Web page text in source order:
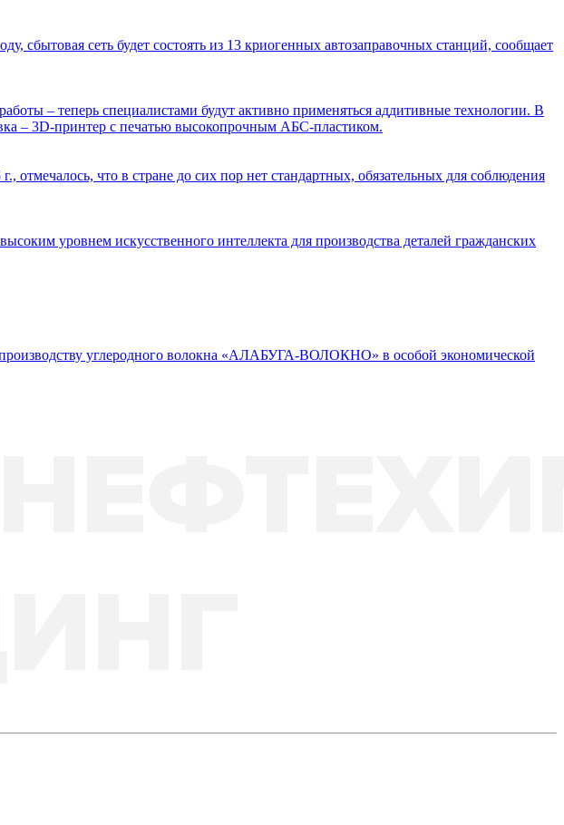
сбытовая сеть будет состоять из 13 криогенных автозаправочных станций, сообщает
– теперь специалистами будут активно применяться аддитивные технологии. В
– 3D-принтер с печатью высокопрочным AБС-пластиком.
что в стране до сих пор нет стандартных, обязательных для соблюдения
уровнем искусственного интеллекта для производства деталей гражданских
углеродного волокна «АЛАБУГА-ВОЛОКНО» в особой экономической